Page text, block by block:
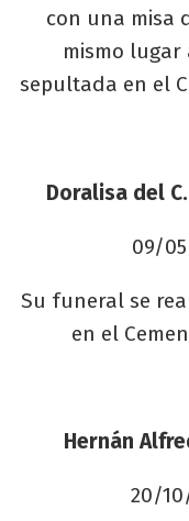
con una misa
mismo lugar
sepultada en el
Doralisa del
09/
Su funeral se
en el
Hernán
20/